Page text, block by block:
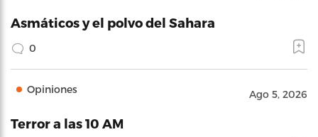
Asmáticos y el polvo del Sahara
0
Opiniones Ago 5, 2026
Terror a las 10 AM